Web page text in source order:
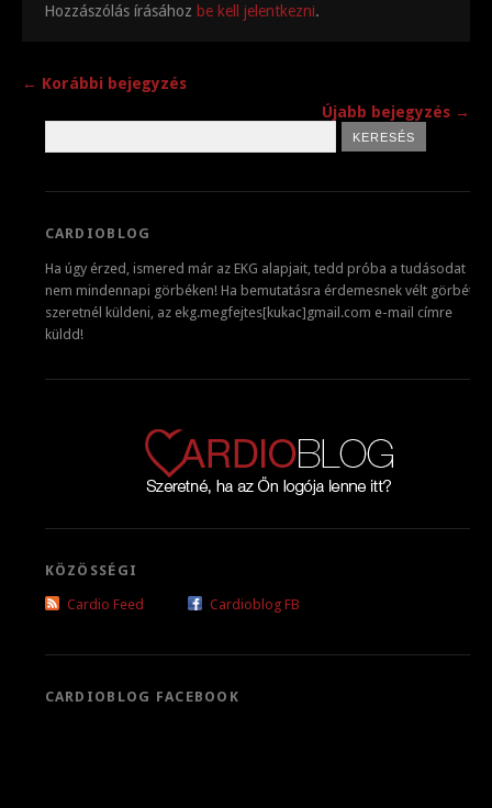
Hozzászólás írásához be kell jelentkezni.
← Korábbi bejegyzés
Újabb bejegyzés →
CARDIOBLOG
Ha úgy érzed, ismered már az EKG alapjait, tedd próba a tudásodat
nem mindennapi görbéken! Ha bemutatásra érdemesnek vélt görbét
szeretnél küldeni, az ekg.megfejtes[kukac]gmail.com e-mail címre
küldd!
KÖZÖSSÉGI
Cardio Feed Cardioblog FB
CARDIOBLOG FACEBOOK